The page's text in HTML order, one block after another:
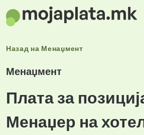
Назад на Менаџмент
Менаџмент
Плата за
Менаџер на